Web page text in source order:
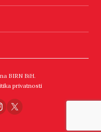
BIRN BiH.
privatnosti